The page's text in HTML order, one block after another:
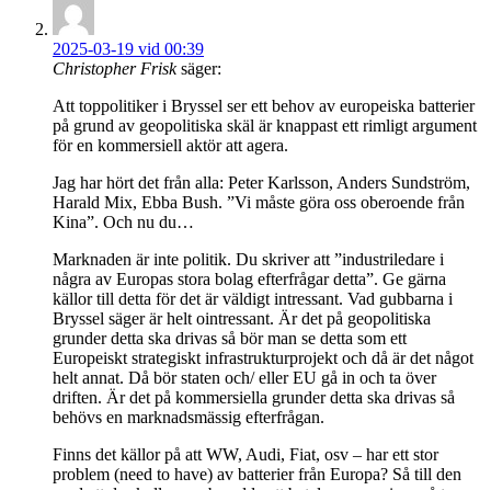
2025-03-19 vid 00:39
Christopher Frisk säger:
Att toppolitiker i Bryssel ser ett behov av europeiska batterier
på grund av geopolitiska skäl är knappast ett rimligt argument
för en kommersiell aktör att agera.
Jag har hört det från alla: Peter Karlsson, Anders Sundström,
Harald Mix, Ebba Bush. ”Vi måste göra oss oberoende från
Kina”. Och nu du…
Marknaden är inte politik. Du skriver att ”industriledare i
några av Europas stora bolag efterfrågar detta”. Ge gärna
källor till detta för det är väldigt intressant. Vad gubbarna i
Bryssel säger är helt ointressant. Är det på geopolitiska
grunder detta ska drivas så bör man se detta som ett
Europeiskt strategiskt infrastrukturprojekt och då är det något
helt annat. Då bör staten och/ eller EU gå in och ta över
driften. Är det på kommersiella grunder detta ska drivas så
behövs en marknadsmässig efterfrågan.
Finns det källor på att WW, Audi, Fiat, osv – har ett stor
problem (need to have) av batterier från Europa? Så till den